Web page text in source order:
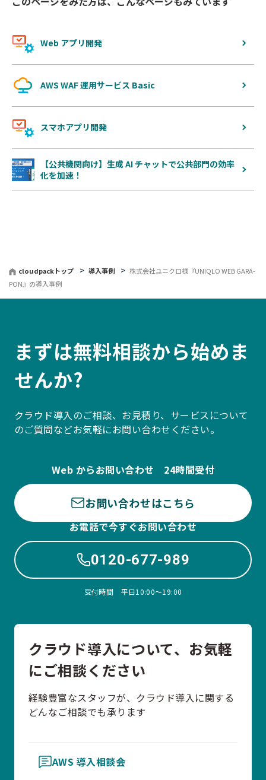
Web アプリ開発
AWS WAF 運用サービス Basic
スマホアプリ開発
【公共機関向け】生成 AI チャットで公共部門の効率
化を加速！
cloudpackトップ 導入事例
株式会社ユニクロ様『UNIQLO WEB GARA-
PON』の導入事例
まずは無料相談から始めま
せんか?
クラウド導入のご相談、お見積り、サービスについて
のご質問などお気軽にお問い合わせください。
Web からお問い合わせ 24時間受付
お問い合わせはこちら
お電話で今すぐお問い合わせ
0120-677-989
受付時間 平日10:00〜19:00
クラウド導入について、お気軽
にご相談ください
経験豊富なスタッフが、クラウド導入に関する
どんなご相談でも承ります
AWS 導入相談会